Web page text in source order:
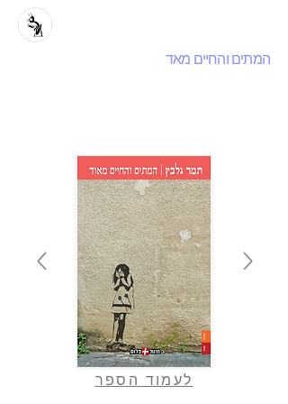
המתים והחיים מאד
לעמוד הספר